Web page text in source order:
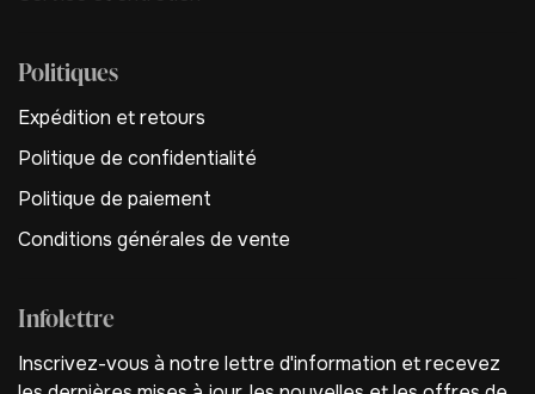
Politiques
Expédition et retours
Politique de confidentialité
Politique de paiement
Conditions générales de vente
Infolettre
Inscrivez-vous à notre lettre d'information et recevez